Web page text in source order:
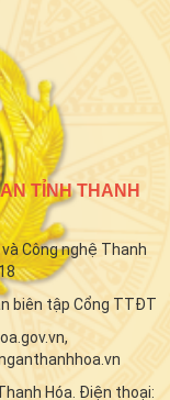
TỈNH THANH
Công nghệ Thanh
biên tập Cổng TTĐT
Hóa. Điện thoại: